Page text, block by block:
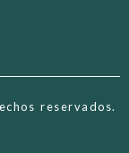
reservados.